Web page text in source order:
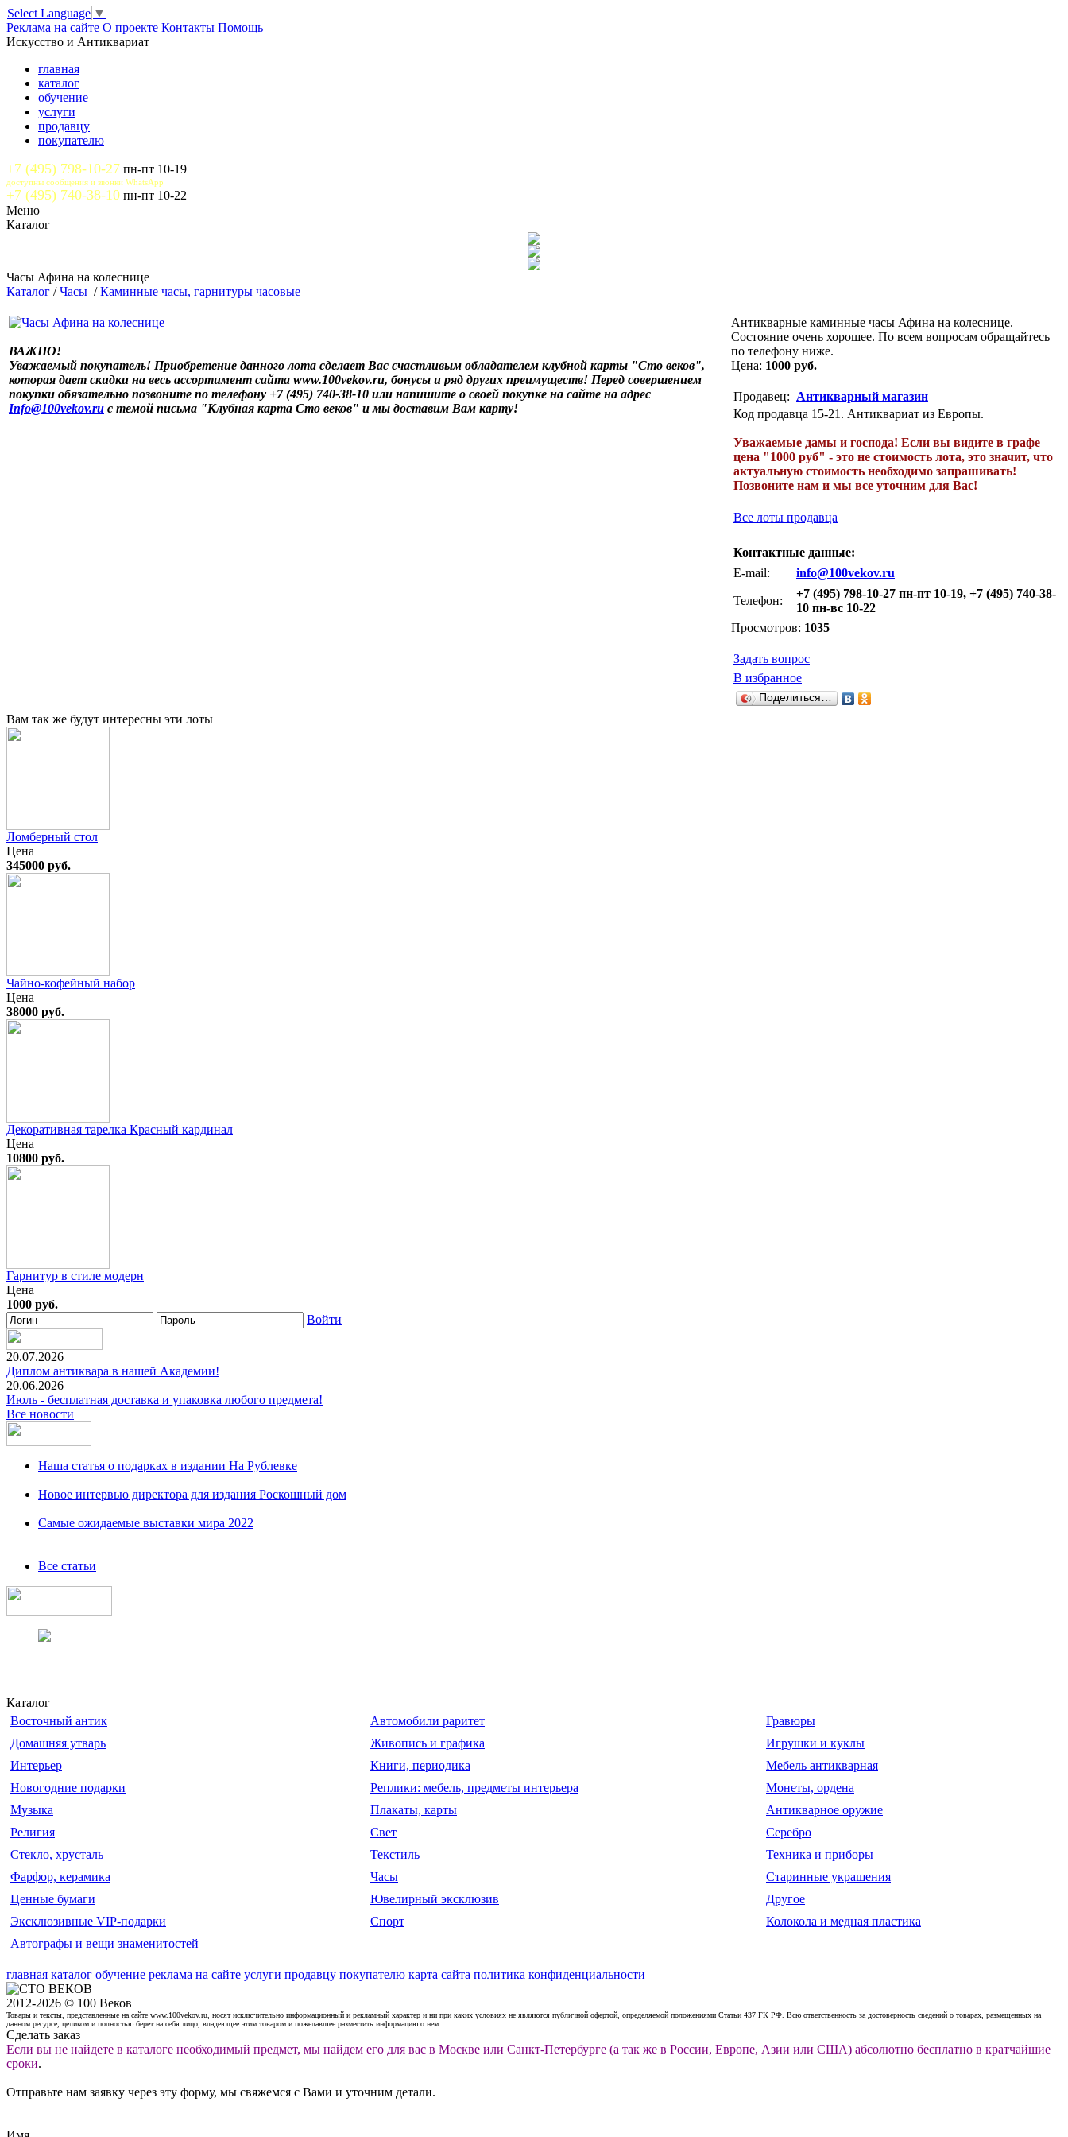
Select Language ▼
Реклама на сайте О проекте Контакты Помощь
Искусство и Антиквариат
главная
каталог
обучение
услуги
продавцу
покупателю
+7 (495) 798-10-27 пн-пт 10-19
доступны сообщения и звонки WhatsApp
+7 (495) 740-38-10 пн-пт 10-22
Меню
Каталог
Часы Афина на колеснице
Каталог /Часы /Каминные часы, гарнитуры часовые
ВАЖНО!
Уважаемый покупатель! Приобретение данного лота сделает Вас счастливым обладателем клубной карты "Сто веков",
которая дает скидки на весь ассортимент сайта www.100vekov.ru, бонусы и ряд других преимуществ! Перед совершением
покупки обязательно позвоните по телефону +7 (495) 740-38-10 или напишите о своей покупке на сайте на адрес
Info@100vekov.ru с темой письма "Клубная карта Сто веков" и мы доставим Вам карту!
Антикварные каминные часы Афина на колеснице.
Состояние очень хорошее. По всем вопросам обращайтесь
по телефону ниже.
Цена: 1000 руб.
Продавец: Антикварный магазин
Код продавца 15-21. Антиквариат из Европы.
Уважаемые дамы и господа! Если вы видите в графе
цена "1000 руб" - это не стоимость лота, это значит, что
актуальную стоимость необходимо запрашивать!
Позвоните нам и мы все уточним для Вас!
Все лоты продавца
Контактные данные:
E-mail:
info@100vekov.ru
Телефон:
+7 (495) 798-10-27 пн-пт 10-19, +7 (495) 740-38-
10 пн-вс 10-22
Просмотров: 1035
Задать вопрос
В избранное
Поделиться…
Вам так же будут интересны эти лоты
Ломберный стол
Цена
345000 руб.
Чайно-кофейный набор
Цена
38000 руб.
Декоративная тарелка Красный кардинал
Цена
10800 руб.
Гарнитур в стиле модерн
Цена
1000 руб.
Войти
20.07.2026
Диплом антиквара в нашей Академии!
20.06.2026
Июль - бесплатная доставка и упаковка любого предмета!
Все новости
Наша статья о подарках в издании На Рублевке
Новое интервью директора для издания Роскошный дом
Самые ожидаемые выставки мира 2022
Все статьи
Каталог
Восточный антик
Автомобили раритет
Гравюры
Домашняя утварь
Живопись и графика
Игрушки и куклы
Интерьер
Книги, периодика
Мебель антикварная
Новогодние подарки
Реплики: мебель, предметы интерьера
Монеты, ордена
Музыка
Плакаты, карты
Антикварное оружие
Религия
Свет
Серебро
Стекло, хрусталь
Текстиль
Техника и приборы
Фарфор, керамика
Часы
Старинные украшения
Ценные бумаги
Ювелирный эксклюзив
Другое
Эксклюзивные VIP-подарки
Спорт
Колокола и медная пластика
Автографы и вещи знаменитостей
главная каталог обучение реклама на сайте услуги продавцу покупателю карта сайта политика конфиденциальности
2012-2026 © 100 Веков
Товары и тексты, представленные на сайте www.100vekov.ru, носят исключительно информационный и рекламный характер и ни при каких условиях не являются публичной офертой, определяемой положениями Статьи 437 ГК РФ. Всю ответственность за достоверность сведений о товарах, размещенных на
данном ресурсе, целиком и полностью берет на себя лицо, владеющее этим товаром и пожелавшее разместить информацию о нем.
Сделать заказ
Если вы не найдете в каталоге необходимый предмет, мы найдем его для вас в Москве или Санкт-Петербурге (а так же в России, Европе, Азии или США) абсолютно бесплатно в кратчайшие
сроки.
Отправьте нам заявку через эту форму, мы свяжемся с Вами и уточним детали.